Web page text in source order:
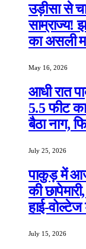
उड़ीसा से
साम्राज्य!
का असली
May 16, 2026
आधी रात
5.5 फीट
बैठा नाग,
July 25, 2026
पाकुड़ में
की
हाई-वोल्टेज
July 15, 2026